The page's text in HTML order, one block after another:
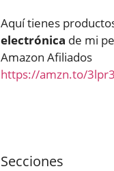
Aquí tienes
electrónica de mi
Amazon Afiliados
https://amzn.to/
Secciones